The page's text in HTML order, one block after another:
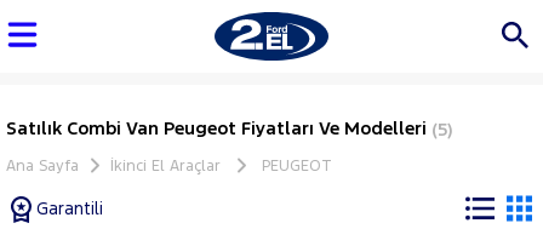
Satılık Combi Van Peugeot Fiyatları Ve Modelleri (5)
Ana Sayfa İkinci El Araçlar PEUGEOT
Garantili